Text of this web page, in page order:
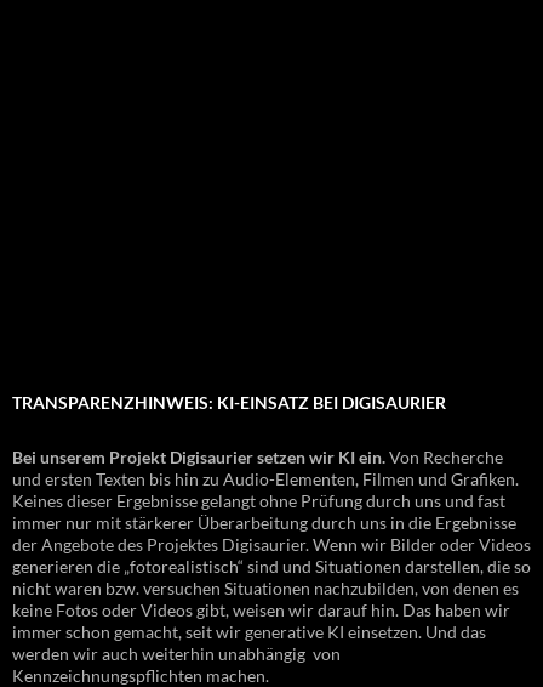
TRANSPARENZHINWEIS: KI-EINSATZ BEI DIGISAURIER
Bei unserem Projekt Digisaurier setzen wir KI ein.Von Recherche
und ersten Texten bis hin zu Audio-Elementen, Filmen und Grafiken.
Keines dieser Ergebnisse gelangt ohne Prüfung durch uns und fast
immer nur mit stärkerer Überarbeitung durch uns in die Ergebnisse
der Angebote des Projektes Digisaurier. Wenn wir Bilder oder Videos
generieren die „fotorealistisch“ sind und Situationen darstellen, die so
nicht waren bzw. versuchen Situationen nachzubilden, von denen es
keine Fotos oder Videos gibt, weisen wir darauf hin. Das haben wir
immer schon gemacht, seit wir generative KI einsetzen. Und das
werden wir auch weiterhin unabhängig von
Kennzeichnungspflichten machen.